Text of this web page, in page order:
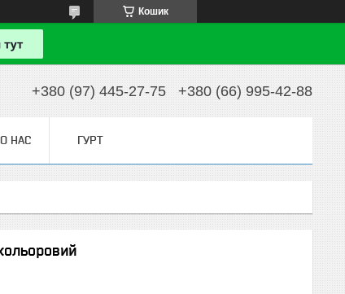
Кошик
+380 (97) 445-27-75 +380 (66) 995-42-88
НАС ГУРТ